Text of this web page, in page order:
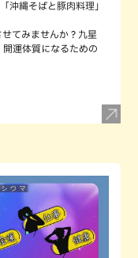
沖縄そばと豚肉料理」
てみませんか？九星
運体質になるための